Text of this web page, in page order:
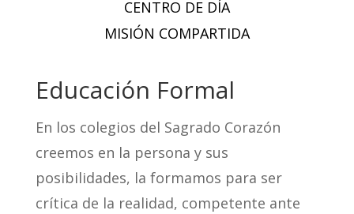
CENTRO DE DÍA
MISIÓN COMPARTIDA
Educación Formal
En los colegios del Sagrado Corazón
creemos en la persona y sus
posibilidades, la formamos para ser
crítica de la realidad, competente ante